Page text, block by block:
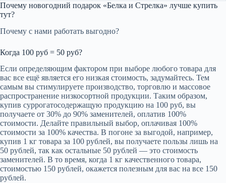
Почему новогодний подарок «Белка и Стрелка» лучше купить
тут?
Почему с нами работать выгодно?
Когда 100 руб = 50 руб?
Если определяющим фактором при выборе любого товара для
вас все ещё является его низкая стоимость, задумайтесь. Тем
самым вы стимулируете производство, торговлю и массовое
распространение низкосортной продукции. Таким образом,
купив суррогатосодержащую продукцию на 100 руб, вы
получаете от 30% до 90% заменителей, оплатив 100%
стоимости. Делайте правильный выбор, оплачивая 100%
стоимости за 100% качества. В погоне за выгодой, например,
купив 1 кг товара за 100 рублей, вы получаете пользы лишь на
50 рублей, так как остальные 50 рублей — это стоимость
заменителей. В то время, когда 1 кг качественного товара,
стоимостью 150 рублей, окажется полезным для вас на все 150
рублей.